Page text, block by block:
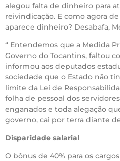
alegou falta de dinheiro para
reivindicação. E como agora
aparece dinheiro? Desabafa,
“ Entendemos que a Medida
Governo do Tocantins, faltou
informou aos deputados
sociedade que o Estado não
limite da Lei de
folha de pessoal dos
enganados e toda alegação
governo, cai por terra diante
Disparidade salarial
O bônus de 40% para os